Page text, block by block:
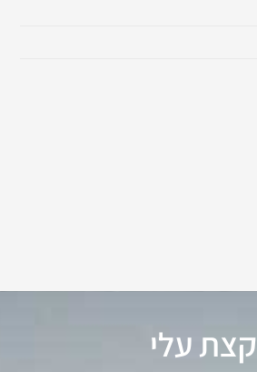
קצת עלי